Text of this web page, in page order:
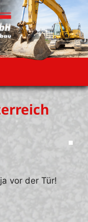
vor der Tür!